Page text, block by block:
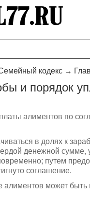
кодекс →
и порядок
алиментов по
в долях к
денежной
путем
соглашение.
алиментов может